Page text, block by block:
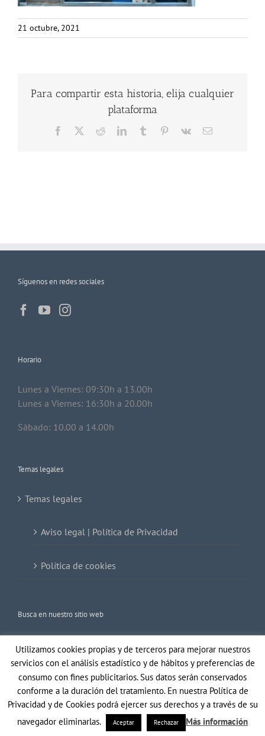
21 octubre, 2021
Para compartir esta historia, elija cualquier
plataforma
Facebook RedditLinkedInTumblr Pinterest
Vk
Correo
Síguenos en redes sociales
Horario
Lunes a Viernes: 09:30h a 13.00h
Lunes a Viernes: 16:30h a 20.00h
Sábado: 10.00 a 14.00h
Temas legales
Temas legales
Aviso legal | Política de Privacidad
Política de cookies
Busca en nuestro sitio web
Copyright 2021 Gil Optics | Todos los derechos reservados
Utilizamos cookies propias y de terceros para mejorar nuestros
servicios con el análisis estadístico y de hábitos y preferencias de
consumo con fines publicitarios. Sus datos serán conservados
conforme a la duración del tratamiento. En nuestra Política de
Privacidad y de Cookies podrá ejercer sus derechos y a través de su
navegador eliminarlas.
Aceptar Rechazar Más información